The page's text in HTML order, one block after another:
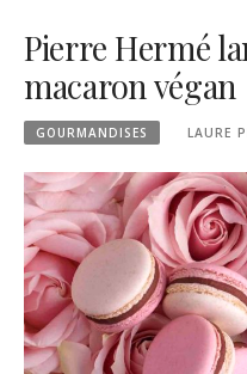
Pierre Hermé
macaron végan
GOURMANDISES LAURE